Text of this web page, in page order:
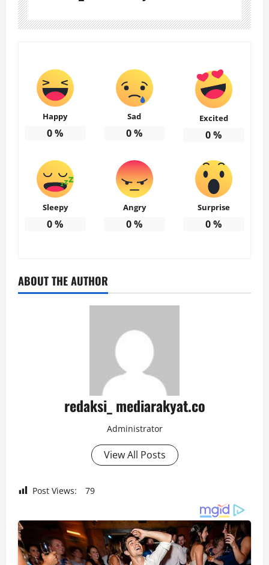
Happy
0%
Sad
0%
Excited
0%
Sleepy
0%
Angry
0%
Surprise
0%
ABOUT THE AUTHOR
redaksi_ mediarakyat.co
Administrator
View All Posts
Post Views: 79